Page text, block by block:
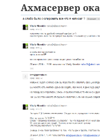
Ахмасервер